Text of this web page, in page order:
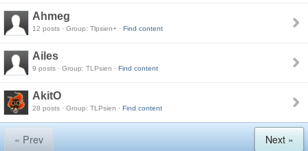
Ahmeg
12 posts · Group: Tlpsien+ · Find content
Ailes
9 posts · Group: TLPsien · Find content
AkitO
28 posts · Group: TLPsien · Find content
« Prev Next »